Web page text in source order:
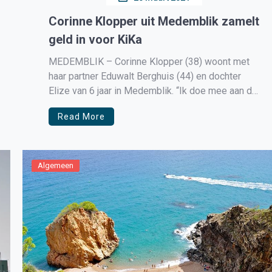
Corinne Klopper uit Medemblik zamelt
geld in voor KiKa
MEDEMBLIK – Corinne Klopper (38) woont met
haar partner Eduwalt Berghuis (44) en dochter
Elize van 6 jaar in Medemblik. “Ik doe mee aan de
Lente-fit van Run for KiKa, omdat het mij vreselijk
lijkt als een kind kanker krijgt. Ik heb dit nog niet
Read More
Algemeen